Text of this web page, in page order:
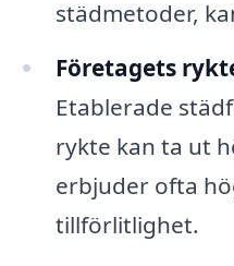
städmetoder,
Företagets
Etablerade
rykte kan ta ut
erbjuder ofta
tillförlitlighet.